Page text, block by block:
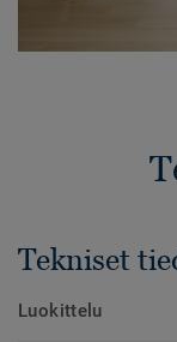
Tekniset
Luokittelu